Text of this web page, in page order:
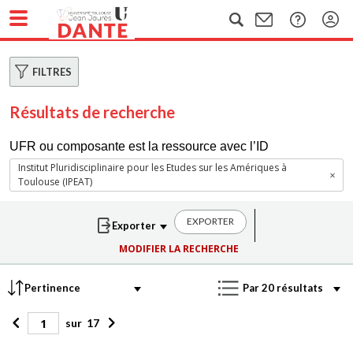
FILTRES
Résultats de recherche
UFR ou composante est la ressource avec l’ID
Institut Pluridisciplinaire pour les Etudes sur les Amériques à
Toulouse (IPEAT)
EXPORTER
MODIFIER LA RECHERCHE
sur 17